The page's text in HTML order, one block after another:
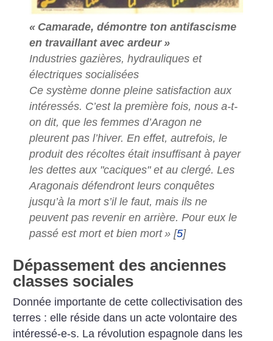
« Camarade, démontre ton antifascisme
en travaillant avec ardeur »
Industries gazières, hydrauliques et
électriques socialisées
Ce système donne pleine satisfaction aux
intéressés. C’est la première fois, nous a-t-
on dit, que les femmes d’Aragon ne
pleurent pas l’hiver. En effet, autrefois, le
produit des récoltes était insuffisant à payer
les dettes aux "caciques" et au clergé. Les
Aragonais défendront leurs conquêtes
jusqu’à la mort s’il le faut, mais ils ne
peuvent pas revenir en arrière. Pour eux le
passé est mort et bien mort »[5]
Dépassement des anciennes
classes sociales
Donnée importante de cette collectivisation des
terres : elle réside dans un acte volontaire des
intéressé-e-s. La révolution espagnole dans les